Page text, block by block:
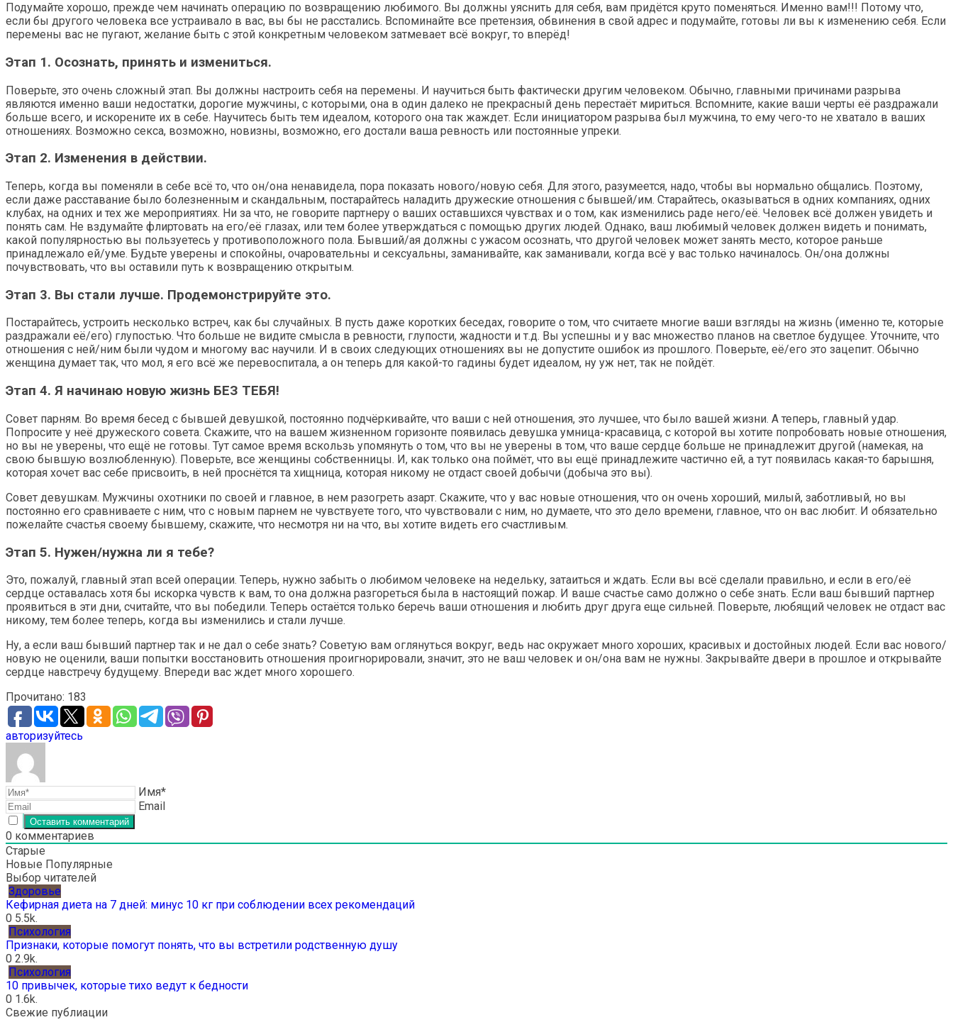
Подумайте хорошо, прежде чем начинать операцию по возвращению любимого. Вы должны уяснить для себя, вам придётся круто поменяться. Именно вам!!! Потому что,
если бы другого человека все устраивало в вас, вы бы не расстались. Вспоминайте все претензия, обвинения в свой адрес и подумайте, готовы ли вы к изменению себя. Если
перемены вас не пугают, желание быть с этой конкретным человеком затмевает всё вокруг, то вперёд!
Этап 1. Осознать, принять и измениться.
Поверьте, это очень сложный этап. Вы должны настроить себя на перемены. И научиться быть фактически другим человеком. Обычно, главными причинами разрыва
являются именно ваши недостатки, дорогие мужчины, с которыми, она в один далеко не прекрасный день перестаёт мириться. Вспомните, какие ваши черты её раздражали
больше всего, и искорените их в себе. Научитесь быть тем идеалом, которого она так жаждет. Если инициатором разрыва был мужчина, то ему чего-то не хватало в ваших
отношениях. Возможно секса, возможно, новизны, возможно, его достали ваша ревность или постоянные упреки.
Этап 2. Изменения в действии.
Теперь, когда вы поменяли в себе всё то, что он/она ненавидела, пора показать нового/новую себя. Для этого, разумеется, надо, чтобы вы нормально общались. Поэтому,
если даже расставание было болезненным и скандальным, постарайтесь наладить дружеские отношения с бывшей/им. Старайтесь, оказываться в одних компаниях, одних
клубах, на одних и тех же мероприятиях. Ни за что, не говорите партнеру о ваших оставшихся чувствах и о том, как изменились раде него/её. Человек всё должен увидеть и
понять сам. Не вздумайте флиртовать на его/её глазах, или тем более утверждаться с помощью других людей. Однако, ваш любимый человек должен видеть и понимать,
какой популярностью вы пользуетесь у противоположного пола. Бывший/ая должны с ужасом осознать, что другой человек может занять место, которое раньше
принадлежало ей/уме. Будьте уверены и спокойны, очаровательны и сексуальны, заманивайте, как заманивали, когда всё у вас только начиналось. Он/она должны
почувствовать, что вы оставили путь к возвращению открытым.
Этап 3. Вы стали лучше. Продемонстрируйте это.
Постарайтесь, устроить несколько встреч, как бы случайных. В пусть даже коротких беседах, говорите о том, что считаете многие ваши взгляды на жизнь (именно те, которые
раздражали её/его) глупостью. Что больше не видите смысла в ревности, глупости, жадности и т.д. Вы успешны и у вас множество планов на светлое будущее. Уточните, что
отношения с ней/ним были чудом и многому вас научили. И в своих следующих отношениях вы не допустите ошибок из прошлого. Поверьте, её/его это зацепит. Обычно
женщина думает так, что мол, я его всё же перевоспитала, а он теперь для какой-то гадины будет идеалом, ну уж нет, так не пойдёт.
Этап 4. Я начинаю новую жизнь БЕЗ ТЕБЯ!
Совет парням. Во время бесед с бывшей девушкой, постоянно подчёркивайте, что ваши с ней отношения, это лучшее, что было вашей жизни. А теперь, главный удар.
Попросите у неё дружеского совета. Скажите, что на вашем жизненном горизонте появилась девушка умница-красавица, с которой вы хотите попробовать новые отношения,
но вы не уверены, что ещё не готовы. Тут самое время вскользь упомянуть о том, что вы не уверены в том, что ваше сердце больше не принадлежит другой (намекая, на
свою бывшую возлюбленную). Поверьте, все женщины собственницы. И, как только она поймёт, что вы ещё принадлежите частично ей, а тут появилась какая-то барышня,
которая хочет вас себе присвоить, в ней проснётся та хищница, которая никому не отдаст своей добычи (добыча это вы).
Совет девушкам. Мужчины охотники по своей и главное, в нем разогреть азарт. Скажите, что у вас новые отношения, что он очень хороший, милый, заботливый, но вы
постоянно его сравниваете с ним, что с новым парнем не чувствуете того, что чувствовали с ним, но думаете, что это дело времени, главное, что он вас любит. И обязательно
пожелайте счастья своему бывшему, скажите, что несмотря ни на что, вы хотите видеть его счастливым.
Этап 5. Нужен/нужна ли я тебе?
Это, пожалуй, главный этап всей операции. Теперь, нужно забыть о любимом человеке на недельку, затаиться и ждать. Если вы всё сделали правильно, и если в его/её
сердце оставалась хотя бы искорка чувств к вам, то она должна разгореться была в настоящий пожар. И ваше счастье само должно о себе знать. Если ваш бывший партнер
проявиться в эти дни, считайте, что вы победили. Теперь остаётся только беречь ваши отношения и любить друг друга еще сильней. Поверьте, любящий человек не отдаст вас
никому, тем более теперь, когда вы изменились и стали лучше.
Ну, а если ваш бывший партнер так и не дал о себе знать? Советую вам оглянуться вокруг, ведь нас окружает много хороших, красивых и достойных людей. Если вас нового/
новую не оценили, ваши попытки восстановить отношения проигнорировали, значит, это не ваш человек и он/она вам не нужны. Закрывайте двери в прошлое и открывайте
сердце навстречу будущему. Впереди вас ждет много хорошего.
Прочитано: 183
авторизуйтесь
Имя*
Email
0 комментариев
Старые
Новые Популярные
Выбор читателей
Здоровье
Кефирная диета на 7 дней: минус 10 кг при соблюдении всех рекомендаций
0 5.5k.
Психология
Признаки, которые помогут понять, что вы встретили родственную душу
0 2.9k.
Психология
10 привычек, которые тихо ведут к бедности
0 1.6k.
Свежие публиации